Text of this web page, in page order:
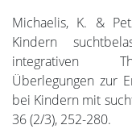
Michaelis, K. &
Kindern
integrativen
Überlegungen zur
bei Kindern mit
36 (2/3), 252-280.